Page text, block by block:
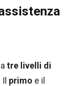
tre livelli di
Il primo e il